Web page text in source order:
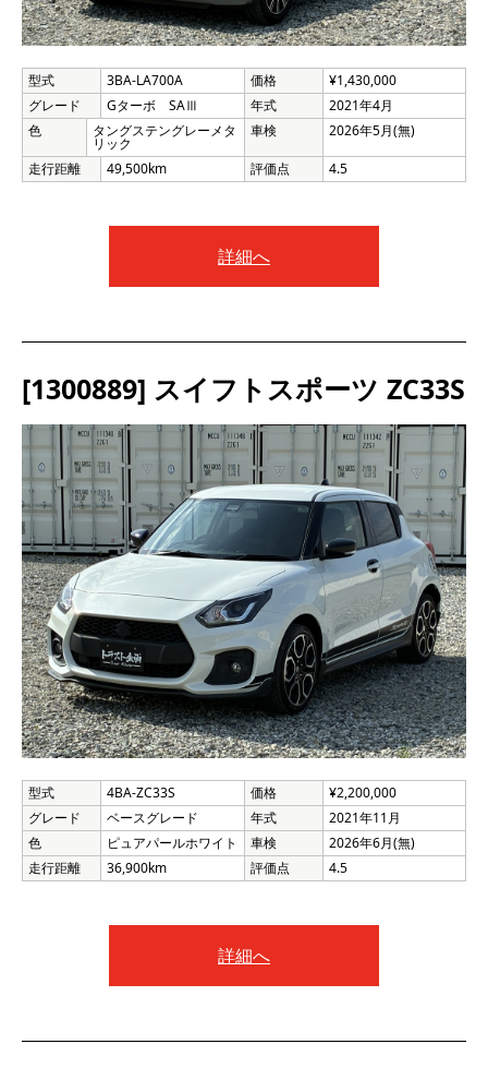
型式 3BA-LA700A 価格
¥1,430,000
グレード
Gターボ SAⅢ 年式
2021年4月
色
タングステングレーメタ
リック
車検 2026年5月(無)
走行距離 49,500km 評価点 4.5
詳細へ
[1300889] スイフトスポーツ ZC33S
型式 4BA-ZC33S 価格
¥2,200,000
グレード
ベースグレード 年式
2021年11月
色
ピュアパールホワイト 車検
2026年6月(無)
走行距離
36,900km 評価点 4.5
詳細へ